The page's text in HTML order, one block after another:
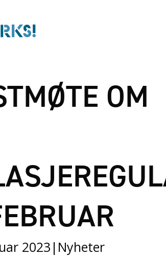
OM
2023 | Nyheter